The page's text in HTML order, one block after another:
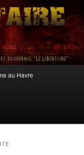
au Havre